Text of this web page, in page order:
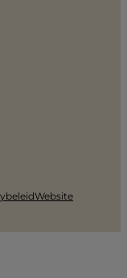
Website